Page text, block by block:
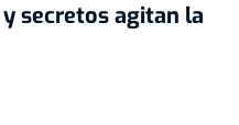
secretos agitan la